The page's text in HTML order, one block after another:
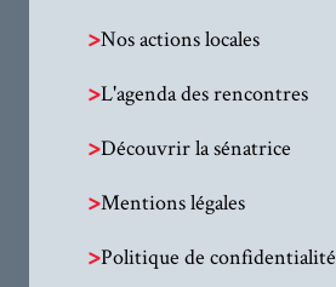
>Nos actions locales
>L'agenda des rencontres
>Découvrir la sénatrice
>Mentions légales
>Politique de confidentialité